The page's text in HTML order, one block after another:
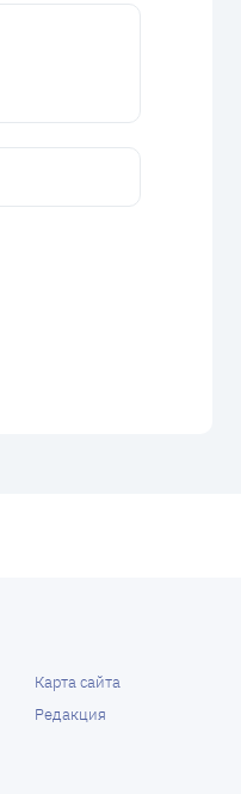
Карта сайта
Редакция